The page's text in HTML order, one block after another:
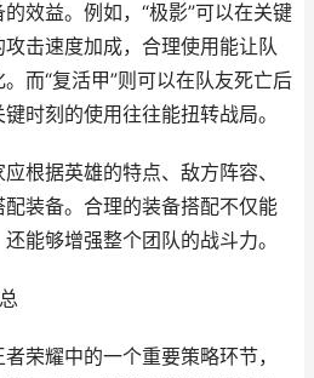
效益。例如，“极影”可以在关键
击速度加成，合理使用能让队
而“复活甲”则可以在队友死亡后
时刻的使用往往能扭转战局。
根据英雄的特点、敌方阵容、
装备。合理的装备搭配不仅能
能够增强整个团队的战斗力。
荣耀中的一个重要策略环节，